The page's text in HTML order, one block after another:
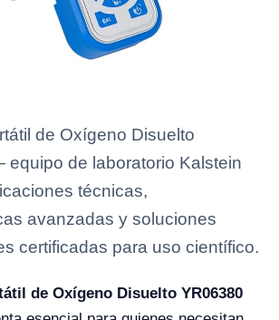
de Oxígeno Disuelto
de laboratorio Kalstein
técnicas,
avanzadas y soluciones
certificadas para uso científico.
de Oxígeno Disuelto YR06380